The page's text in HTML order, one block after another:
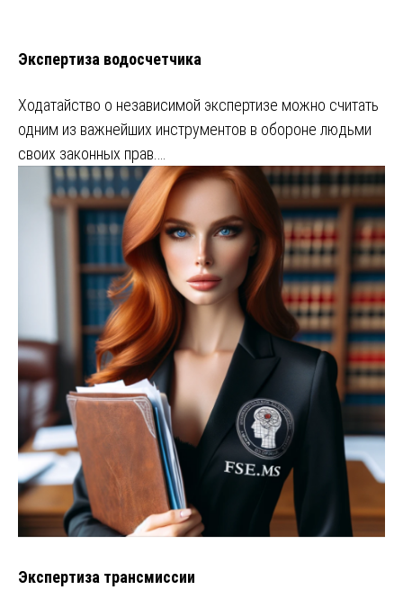
Экспертиза водосчетчика
Ходатайство о независимой экспертизе можно считать
одним из важнейших инструментов в обороне людьми
своих законных прав.…
Экспертиза трансмиссии